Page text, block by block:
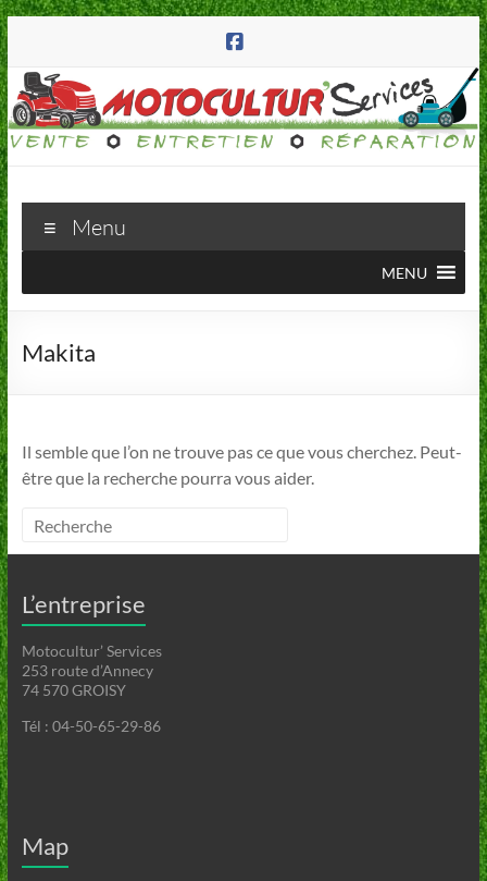
Aller
au
contenu
Motocultur'Services
223
Groisy
Menu
MENU
Makita
Il semble que l’on ne trouve pas ce que vous cherchez. Peut-
être que la recherche pourra vous aider.
L’entreprise
Motocultur’ Services
253 route d’Annecy
74 570 GROISY
Tél : 04-50-65-29-86
Map